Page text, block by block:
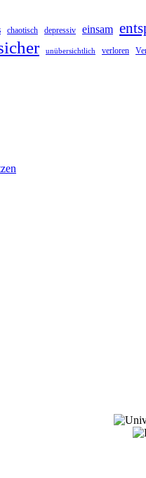
chaotisch depressiv einsam
unübersichtlich verloren